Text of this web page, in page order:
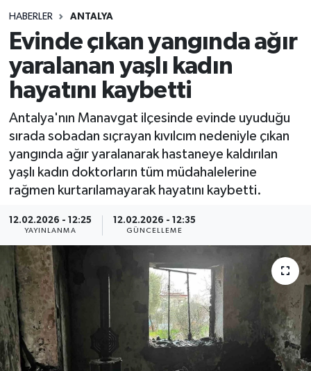
HABERLER ANTALYA
Evinde çıkan yangında ağır
yaralanan yaşlı kadın
hayatını kaybetti
Antalya'nın Manavgat ilçesinde evinde uyuduğu
sırada sobadan sıçrayan kıvılcım nedeniyle çıkan
yangında ağır yaralanarak hastaneye kaldırılan
yaşlı kadın doktorların tüm müdahalelerine
rağmen kurtarılamayarak hayatını kaybetti.
12.02.2026 - 12:25
YAYINLANMA
12.02.2026 - 12:35
GÜNCELLEME
Spor
Tebrik
Türkiye